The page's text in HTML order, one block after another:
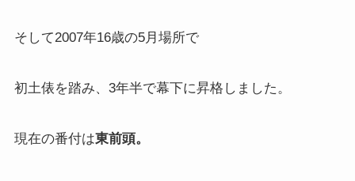
そして2007年16歳の5月場所で
初土俵を踏み、3年半で幕下に昇格しました。
現在の番付は東前頭。